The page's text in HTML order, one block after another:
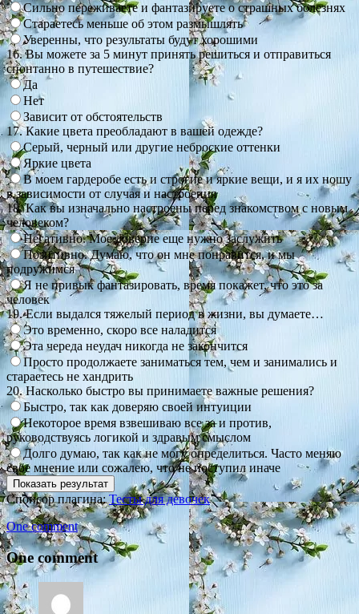
Сильно переживаете и фантазируете о страшных болезнях
Стараетесь меньше об этом размышлять
Уверенны, что результаты будут хорошими
16. Вы можете за 5 минут принять решиться и отправиться
спонтанно в путешествие?
Да
Нет
Зависит от обстоятельств
17. Какие цвета преобладают в вашей одежде?
Серый, черный или другие неброские оттенки
Яркие цвета
В моем гардеробе есть и строгие и яркие вещи, и я их ношу
в зависимости от случая и настроения
18. Как вы изначально настроены перед знакомством с новым
человеком?
Негативно. Мое доверие еще нужно заслужить
Позитивно. Думаю, что он мне понравится, и мы
подружимся
Я не привык фантазировать, время покажет, что это за
человек
19. Если выдался тяжелый период в жизни, вы думаете…
Это временно, скоро все наладится
Эта череда неудач никогда не закончится
Просто продолжаете заниматься тем, чем и занимались и
стараетесь не хандрить
20. Насколько быстро вы принимаете важные решения?
Быстро, так как доверяю своей интуиции
Некоторое время взвешиваю все за и против,
руководствуясь логикой и здравым смыслом
Долго думаю, так как не могу определиться. Часто меняю
свое мнение или сожалею, что не поступил иначе
Спонсор плагина:Тесты для девочек
One comment
One comment